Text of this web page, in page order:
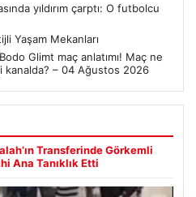
yıldırım çarptı: O futbolcu
Yaşam Mekanları
Glimt maç anlatımı! Maç ne
kanalda? – 04 Ağustos 2026
Transferinde Görkemli
Ana Tanıklık Etti